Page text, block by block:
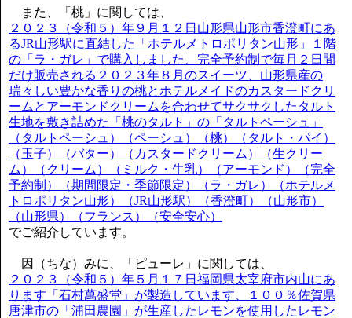
また、「桃」に関しては、
２０２３（令和５）年９月１２日山形県山形市香澄町にあ
るJR山形駅に直結した「ホテルメトロポリタン山形」１階
の「ラ・ガレ」で購入しました、完全予約制で毎月２日間
だけ販売される２０２３年８月のスイーツ、山形県産の
瑞々しい豊かな香りの桃とホテルメイドのカスタードクリ
ームとアーモンドクリームを合わせてサクサクしたタルト
生地を敷き詰めた「桃のタルト」の「タルトペーシュ」
（タルトペーシュ）（ペーシュ）（桃）（タルト・パイ）
（玉子）（バター）（カスタードクリーム）（生クリー
ム）（クリーム）（ミルク・牛乳）（アーモンド）（完全
予約制）（期間限定・季節限定）（ラ・ガレ）（ホテルメ
トロポリタン山形）（JR山形駅）（香澄町）（山形市）
（山形県）（フランス）（安全安心）
でご紹介しています。
因（ちな）みに、「ピューレ」に関しては、
２０２３（令和５）年５月１７日福岡県太宰府市内山にあ
ります「石村萬盛堂」が製造しています、１００％佐賀県
唐津市の「浦田農園」が生産したレモンを使用したレモン